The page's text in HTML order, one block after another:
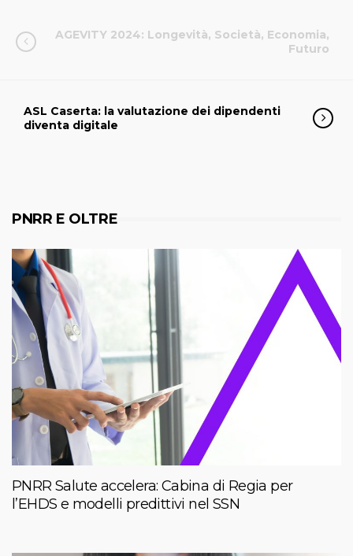
AGEVITY 2024: Longevità, Società, Economia,
Futuro
ASL Caserta: la valutazione dei dipendenti
diventa digitale
PNRR E OLTRE
PNRR Salute accelera: Cabina di Regia per
l’EHDS e modelli predittivi nel SSN